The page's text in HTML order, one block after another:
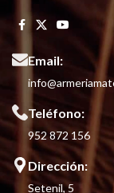
Email:
Teléfono:
952 872 156
Dirección:
Setenil, 5